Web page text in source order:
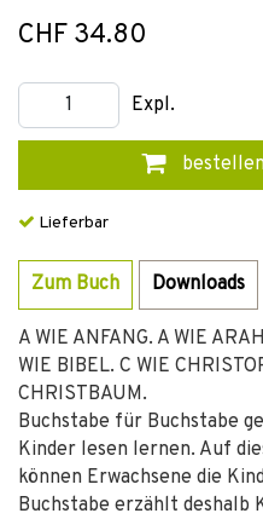
CHF 34.80
Expl.
Lieferbar
Zum Buch Downloads
A WIE ANFANG. A WIE
WIE BIBEL. C WIE
CHRISTBAUM.
Buchstabe für Buchstabe
Kinder lesen lernen. Auf
können Erwachsene die
Buchstabe erzählt deshalb